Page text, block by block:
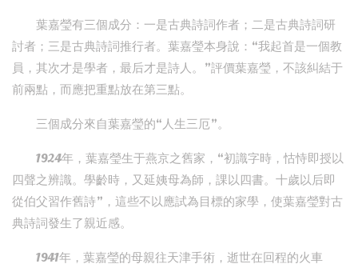
葉嘉瑩有三個成分：一是古典詩詞作者；二是古典詩詞研
討者；三是古典詩詞推行者。葉嘉瑩本身說：“我起首是一個教
員，其次才是學者，最后才是詩人。”評價葉嘉瑩，不該糾結于
前兩點，而應把重點放在第三點。
三個成分來自葉嘉瑩的“人生三厄”。
1924年，葉嘉瑩生于燕京之舊家，“初識字時，怙恃即授以
四聲之辨識。學齡時，又延姨母為師，課以四書。十歲以后即
從伯父習作舊詩”，這些不以應試為目標的家學，使葉嘉瑩對古
典詩詞發生了親近感。
1941年，葉嘉瑩的母親往天津手術，逝世在回程的火車